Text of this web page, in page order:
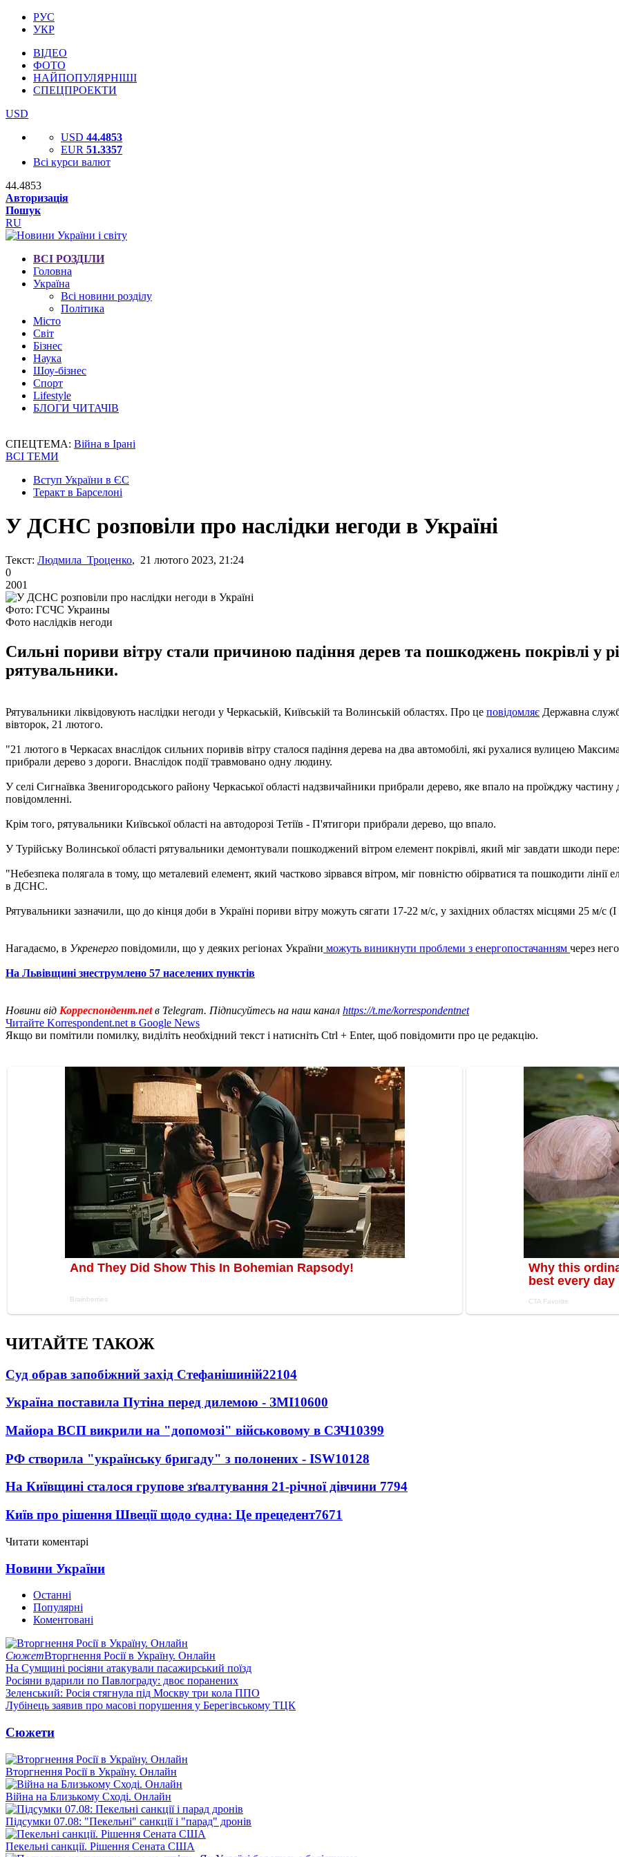
РУС
УКР
ВІДЕО
ФОТО
НАЙПОПУЛЯРНІШІ
СПЕЦПРОЕКТИ
USD
USD 44.4853
EUR 51.3357
Всі курси валют
44.4853
Авторизація
Пошук
RU
ВСІ РОЗДІЛИ
Головна
Україна
Всі новини розділу
Політика
Місто
Світ
Бізнес
Наука
Шоу-бізнес
Спорт
Lifestyle
БЛОГИ ЧИТАЧІВ
СПЕЦТЕМА: Війна в Ірані
ВСІ ТЕМИ
Вступ України в ЄС
Теракт в Барселоні
У ДСНС розповіли про наслідки негоди в Україні
Текст: Людмила Троценко, 21 лютого 2023, 21:24
0
2001
Фото: ГСЧС Украины
Фото наслідків негоди
Сильні пориви вітру стали причиною падіння дерев та пошкоджень покрівлі у
рятувальники.
Рятувальники ліквідовують наслідки негоди у Черкаській, Київській та Волинській областях. Про це повідомляє Державна
вівторок, 21 лютого.
"21 лютого в Черкасах внаслідок сильних поривів вітру сталося падіння дерева на два автомобілі, які рухалися вулицею
прибрали дерево з дороги. Внаслідок події травмовано одну людину.
У селі Сигнаївка Звенигородського району Черкаської області надзвичайники прибрали дерево, яке впало на проїжджу
повідомленні.
Крім того, рятувальники Київської області на автодорозі Тетіїв - П'ятигори прибрали дерево, що впало.
У Турійську Волинської області рятувальники демонтували пошкоджений вітром елемент покрівлі, який міг завдати шкоди
"Небезпека полягала в тому, що металевий елемент, який частково зірвався вітром, міг повністю обірватися та пошкодити
в ДСНС.
Рятувальники зазначили, що до кінця доби в Україні пориви вітру можуть сягати 17-22 м/с, у західних областях місцями 25 м/с
Нагадаємо, в Укренерго повідомили, що у деяких регіонах України можуть виникнути проблеми з енергопостачанням через
На Львівщині знеструмлено 57 населених пунктів
Новини від Корреспондент.netв Telegram. Підписуйтесь на наш канал https://t.me/korrespondentnet
Читайте Korrespondent.net в Google News
Якщо ви помітили помилку, виділіть необхідний текст і натисніть Ctrl + Enter, щоб повідомити про це редакцію.
ЧИТАЙТЕ ТАКОЖ
Суд обрав запобіжний захід Стефанішиній22104
Україна поставила Путіна перед дилемою - ЗМІ10600
Майора ВСП викрили на "допомозі" військовому в СЗЧ10399
РФ створила "українську бригаду" з полонених - ISW10128
На Київщині сталося групове зґвалтування 21-річної дівчини 7794
Київ про рішення Швеції щодо судна: Це прецедент7671
Читати коментарі
Новини України
Останні
Популярні
Коментовані
СюжетВторгнення Росії в Україну. Онлайн
На Сумщині росіяни атакували пасажирський поїзд
Росіяни вдарили по Павлограду: двоє поранених
Зеленський: Росія стягнула під Москву три кола ППО
Лубінець заявив про масові порушення у Берегівському ТЦК
Сюжети
Вторгнення Росії в Україну. Онлайн
Війна на Близькому Сході. Онлайн
Підсумки 07.08: "Пекельні" санкції і "парад" дронів
Пекельні санкції. Рішення Сената США